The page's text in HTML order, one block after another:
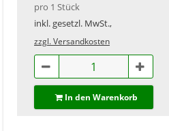
pro 1 Stück
inkl. gesetzl. MwSt.,
zzgl. Versandkosten
In den Warenkorb